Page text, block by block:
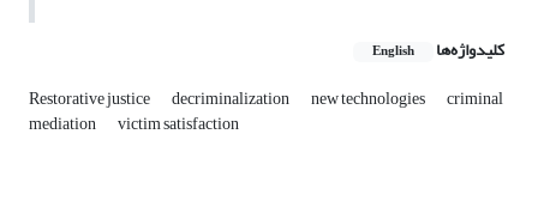
کلیدواژه‌ها English
Restorative justice decriminalization new technologies criminal
mediation victim satisfaction